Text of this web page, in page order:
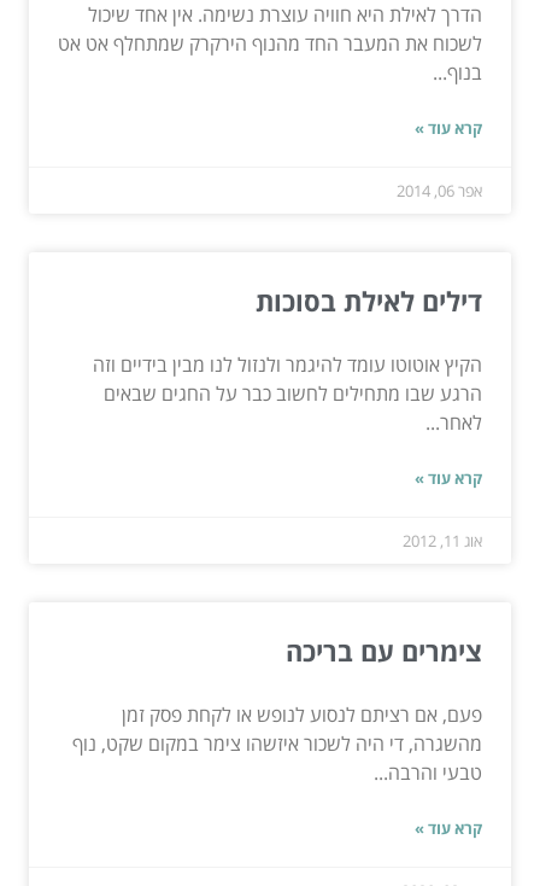
הדרך לאילת היא חוויה עוצרת נשימה. אין אחד שיכול
לשכוח את המעבר החד מהנוף הירקרק שמתחלף אט אט
בנוף...
קרא עוד »
אפר 06, 2014
דילים לאילת בסוכות
הקיץ אוטוטו עומד להיגמר ולנזול לנו מבין בידיים וזה
הרגע שבו מתחילים לחשוב כבר על החגים שבאים
לאחר...
קרא עוד »
אוג 11, 2012
צימרים עם בריכה
פעם, אם רציתם לנסוע לנופש או לקחת פסק זמן
מהשגרה, די היה לשכור איזשהו צימר במקום שקט, נוף
טבעי והרבה...
קרא עוד »